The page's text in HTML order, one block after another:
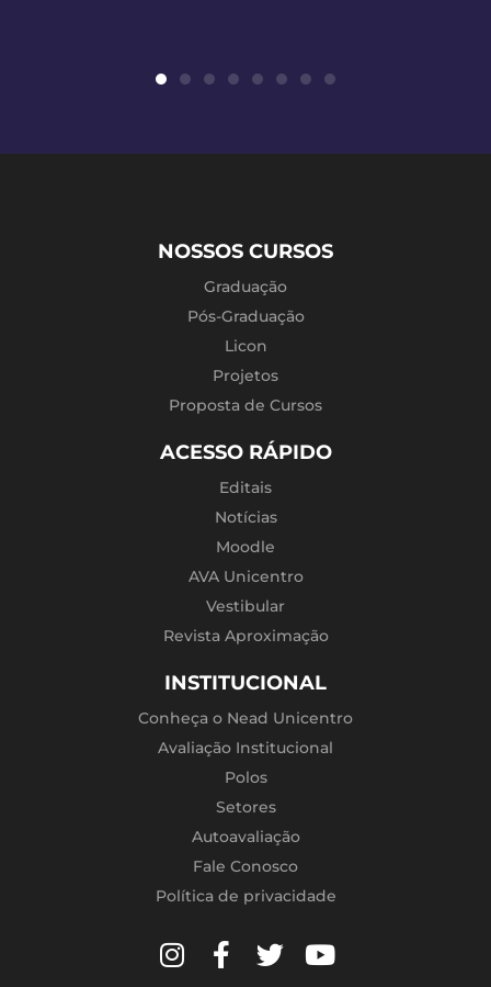
NOSSOS CURSOS
Graduação
Pós-Graduação
Licon
Projetos
Proposta de Cursos
ACESSO RÁPIDO
Editais
Notícias
Moodle
AVA Unicentro
Vestibular
Revista Aproximação
INSTITUCIONAL
Conheça o Nead Unicentro
Avaliação Institucional
Polos
Setores
Autoavaliação
Fale Conosco
Política de privacidade